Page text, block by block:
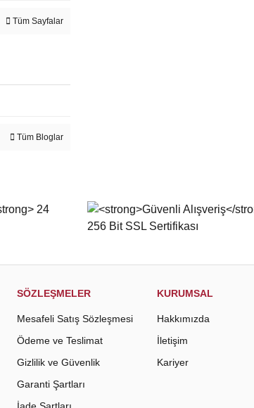
Tüm Sayfalar
Tüm Bloglar
SÖZLEŞMELER
Mesafeli Satış Sözleşmesi
Ödeme ve Teslimat
Gizlilik ve Güvenlik
Garanti Şartları
KURUMSAL
Hakkımızda
İletişim
Kariyer